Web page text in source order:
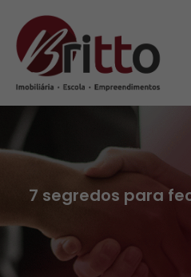
content
7 segredos para